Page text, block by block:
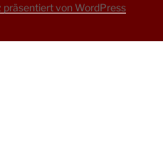
präsentiert von WordPress